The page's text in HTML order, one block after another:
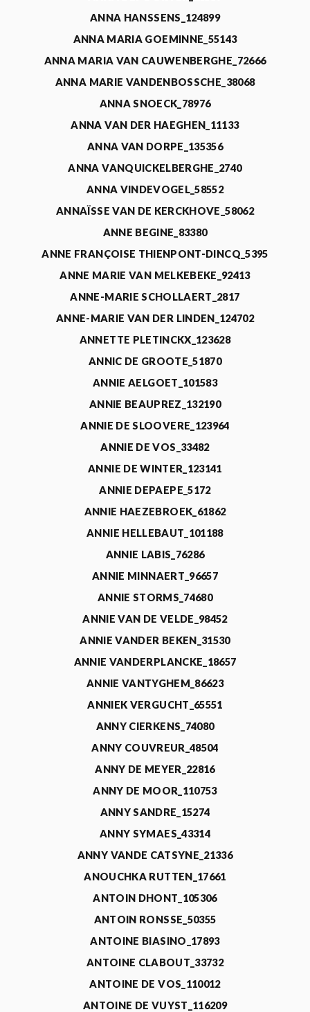
ANNA HANSSENS_124899
ANNA MARIA GOEMINNE_55143
ANNA MARIA VAN CAUWENBERGHE_72666
ANNA MARIE VANDENBOSSCHE_38068
ANNA SNOECK_78976
ANNA VAN DER HAEGHEN_11133
ANNA VAN DORPE_135356
ANNA VANQUICKELBERGHE_2740
ANNA VINDEVOGEL_58552
ANNAÏSSE VAN DE KERCKHOVE_58062
ANNE BEGINE_83380
ANNE FRANÇOISE THIENPONT-DINCQ_5395
ANNE MARIE VAN MELKEBEKE_92413
ANNE-MARIE SCHOLLAERT_2817
ANNE-MARIE VAN DER LINDEN_124702
ANNETTE PLETINCKX_123628
ANNIC DE GROOTE_51870
ANNIE AELGOET_101583
ANNIE BEAUPREZ_132190
ANNIE DE SLOOVERE_123964
ANNIE DE VOS_33482
ANNIE DE WINTER_123141
ANNIE DEPAEPE_5172
ANNIE HAEZEBROEK_61862
ANNIE HELLEBAUT_101188
ANNIE LABIS_76286
ANNIE MINNAERT_96657
ANNIE STORMS_74680
ANNIE VAN DE VELDE_98452
ANNIE VANDER BEKEN_31530
ANNIE VANDERPLANCKE_18657
ANNIE VANTYGHEM_86623
ANNIEK VERGUCHT_65551
ANNY CIERKENS_74080
ANNY COUVREUR_48504
ANNY DE MEYER_22816
ANNY DE MOOR_110753
ANNY SANDRE_15274
ANNY SYMAES_43314
ANNY VANDE CATSYNE_21336
ANOUCHKA RUTTEN_17661
ANTOIN DHONT_105306
ANTOIN RONSSE_50355
ANTOINE BIASINO_17893
ANTOINE CLABOUT_33732
ANTOINE DE VOS_110012
ANTOINE DE VUYST_116209